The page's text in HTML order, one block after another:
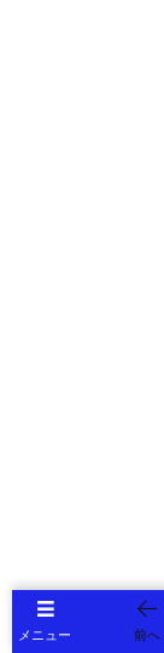
メニュー 前へ